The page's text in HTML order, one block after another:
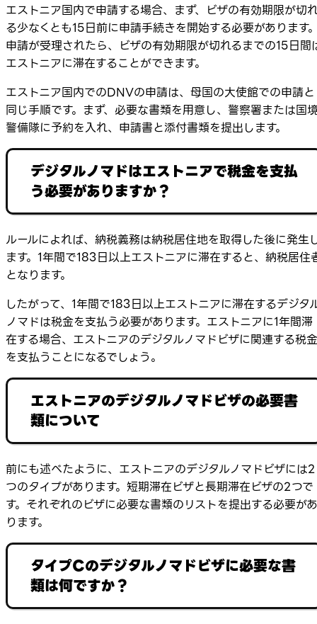
エストニア国内で申請する場合、まず、ビザの有効期限が切
る少なくとも15日前に申請手続きを開始する必要があります
申請が受理されたら、ビザの有効期限が切れるまでの15日間
エストニアに滞在することができます。
エストニア国内でのDNVの申請は、母国の大使館での申請と
同じ手順です。まず、必要な書類を用意し、警察署または国
警備隊に予約を入れ、申請書と添付書類を提出します。
デジタルノマドはエストニアで税金を支払
う必要がありますか？
ルールによれば、納税義務は納税居住地を取得した後に発生
ます。1年間で183日以上エストニアに滞在すると、納税居住
となります。
したがって、1年間で183日以上エストニアに滞在するデジタ
ノマドは税金を支払う必要があります。エストニアに1年間滞
在する場合、エストニアのデジタルノマドビザに関連する税金
を支払うことになるでしょう。
エストニアのデジタルノマドビザの必要書
類について
前にも述べたように、エストニアのデジタルノマドビザには2
つのタイプがあります。短期滞在ビザと長期滞在ビザの2つで
す。それぞれのビザに必要な書類のリストを提出する必要があ
ります。
タイプCのデジタルノマドビザに必要な書
類は何ですか？